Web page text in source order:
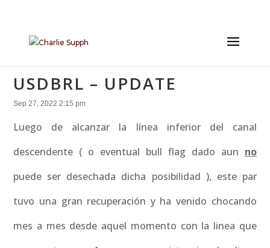
USDBRL – UPDATE
Sep 27, 2022 2:15 pm
Luego de alcanzar la línea inferior del canal
descendente ( o eventual bull flag dado aun no
puede ser desechada dicha posibilidad ), este par
tuvo una gran recuperación y ha venido chocando
mes a mes desde aquel momento con la linea que